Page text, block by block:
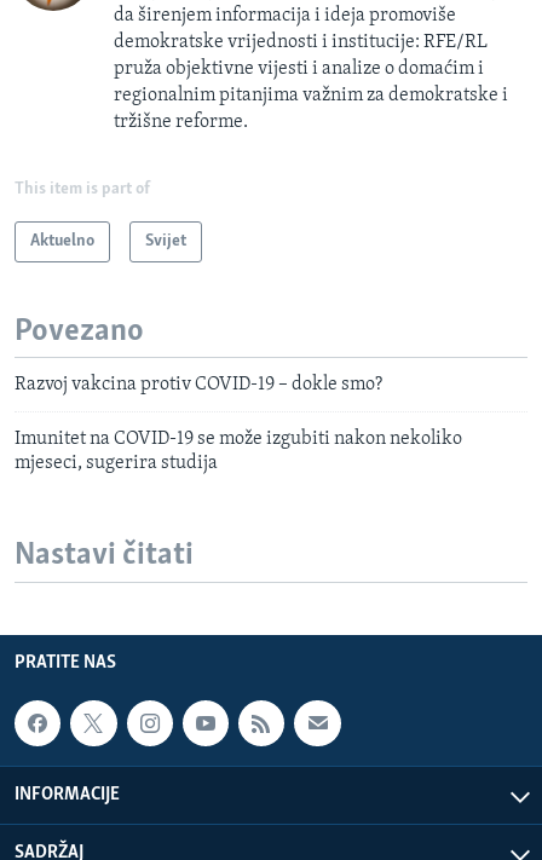
da širenjem informacija i ideja promoviše
demokratske vrijednosti i institucije: RFE/RL
pruža objektivne vijesti i analize o domaćim i
regionalnim pitanjima važnim za demokratske i
tržišne reforme.
This item is part of
Aktuelno Svijet
Povezano
Razvoj vakcina protiv COVID-19 – dokle smo?
Imunitet na COVID-19 se može izgubiti nakon nekoliko
mjeseci, sugerira studija
Nastavi čitati
PRATITE NAS
INFORMACIJE
SADRŽAJ